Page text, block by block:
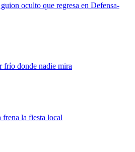
oculto que regresa en Defensa-
frío donde nadie mira
frena la fiesta local